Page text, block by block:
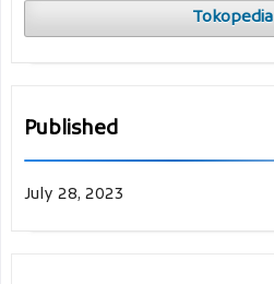
Tokopedia
Published
July 28, 2023